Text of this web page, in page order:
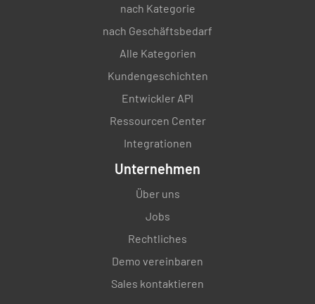
nach Kategorie
nach Geschäftsbedarf
Alle Kategorien
Kundengeschichten
Entwickler API
Ressourcen Center
Integrationen
Unternehmen
Über uns
Jobs
Rechtliches
Demo vereinbaren
Sales kontaktieren